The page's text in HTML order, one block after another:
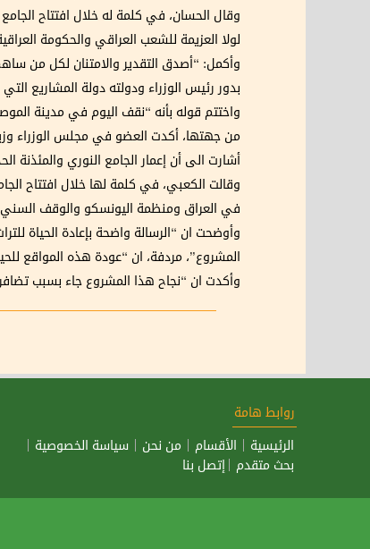
وقال الحسان، في كلمة له خلال افتتاح الجامع
لولا العزيمة للشعب العراقي والحكومة
وأكمل: “أصدق التقدير والامتنان لكل من
بدور رئيس الوزراء ودولته دولة المشاريع
واختتم قوله بأنه “نقف اليوم في مدينة
من جهتها، أكدت العضو في مجلس الوزراء وزيرة
أشارت الى أن إعمار الجامع النوري والمئذنة
وقالت الكعبي، في كلمة لها خلال افتتاح
في العراق ومنظمة اليونسكو والوقف السني
وأوضحت ان “الرسالة واضحة بإعادة الحياة
المشروع”، مردفة، ان “عودة هذه المواقع
وأكدت ان “‏نجاح هذا المشروع جاء بسبب تضافر
روابط هامة
الرئيسية
الأقسام من نحن
سياسة الخصوصية
بحث متقدم
إتصل بنا